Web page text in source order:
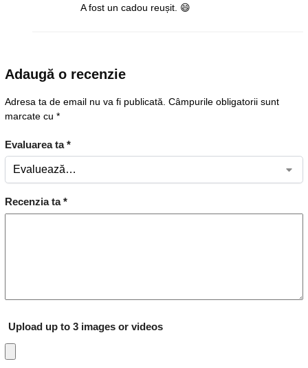
A fost un cadou reușit. 😄
Adaugă o recenzie
Adresa ta de email nu va fi publicată. Câmpurile obligatorii sunt
marcate cu *
Evaluarea ta*
Recenzia ta*
Upload up to 3 images or videos